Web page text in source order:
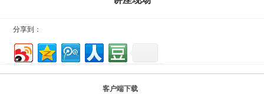
分享到：
客户端下载